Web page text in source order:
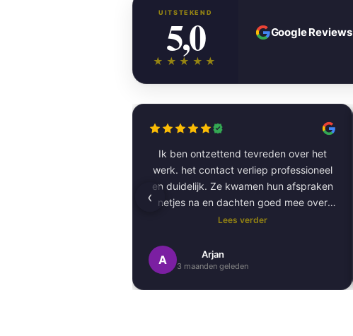
UITSTEKEND
5,0
★★★★★
Google Reviews
Ik ben ontzettend tevreden over het
werk. het contact verliep professioneel
en duidelijk. Ze kwamen hun afspraken
netjes na en dachten goed mee over
kleurkeuze en afwerking.
Het schilderwerk zelf is van hoge
kwaliteit uitgevoerd. Alles is strak
Lees verder
A Arjan
3 maanden geleden
‹